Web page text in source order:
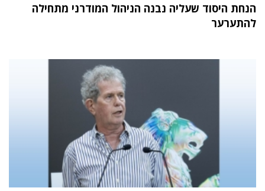
הנחת היסוד שעליה נבנה הניהול המודרני מתחילה
להתערער